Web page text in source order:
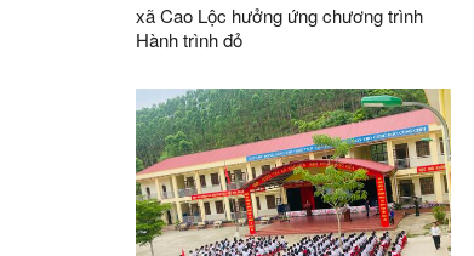
xã Cao Lộc hưởng ứng chương trình
Hành trình đỏ